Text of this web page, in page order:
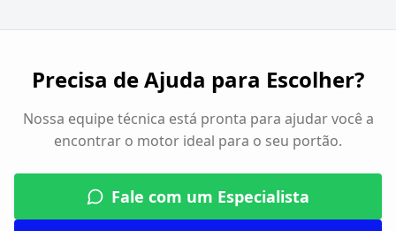
Precisa de Ajuda para Escolher?
Nossa equipe técnica está pronta para ajudar você a
encontrar o motor ideal para o seu portão.
Fale com um Especialista